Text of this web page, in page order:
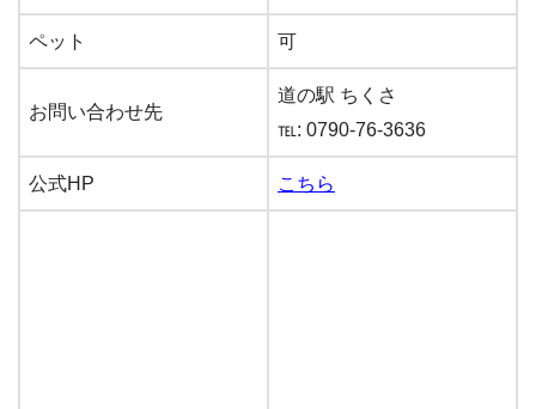
ペット 可
お問い合わせ先
道の駅 ちくさ
℡: 0790-76-3636
公式HP こちら